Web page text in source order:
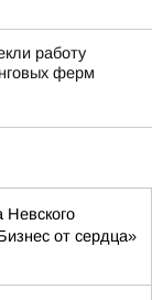
работу
ферм
от сердца»